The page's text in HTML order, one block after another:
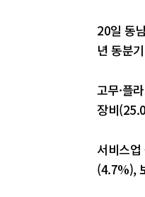
20일 동
년 동분
고무·플
장비
서비스
(4.7%),